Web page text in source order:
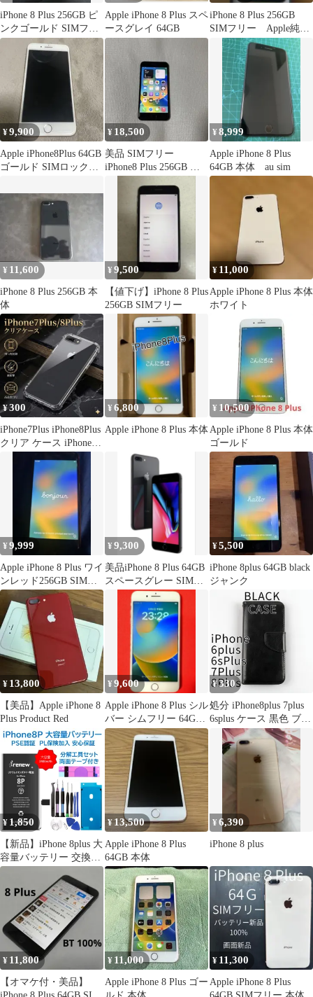
iPhone 8 Plus 256GB ピ
ンクゴールド SIMフリ
ー
Apple iPhone 8 Plus スペ
ースグレイ 64GB
iPhone 8 Plus 256GB
SIMフリー Apple純正
のままです
¥9,900
Apple iPhone8Plus 64GB
ゴールド SIMロック解
¥ 18,500
美品 SIMフリー
iPhone8 Plus 256GB バ
¥8,999
Apple iPhone 8 Plus
64GB 本体 au sim
¥ 11,600
iPhone 8 Plus 256GB 本
体
¥9,500
【値下げ】iPhone 8 Plus
256GB SIMフリー
¥ 11,000
Apple iPhone 8 Plus 本体
ホワイト
¥300
iPhone7Plus iPhone8Plus
クリア ケース iPhone
7Plus 8Plus クリアケー
ス 透明 TPU シリコン
ソフト ケース ソフトケ
ース 画面レンズ保護 角
落ち防御 耐衝撃 携帯
保護 透明 カバー
おしゃれ
¥6,800
Apple iPhone 8 Plus 本体
¥ 10,500
Apple iPhone 8 Plus 本体
ゴールド
¥9,999
Apple iPhone 8 Plus ワイ
ンレッド256GB SIMロ
ックなし
¥9,300
美品iPhone 8 Plus 64GB
スペースグレー SIMフ
¥5,500
iPhone 8plus 64GB black
ジャンク
¥ 13,800
【美品】Apple iPhone 8
Plus Product Red
¥9,600
Apple iPhone 8 Plus シル
バー シムフリー 64GB
本体
¥330
処分 iPhone8plus 7plus
6splus ケース 黒色 ブラ
ック 手帳型 シンプル
お洒落 人気 安い ビジ
ネス メンズ 男
¥ 1,850
【新品】iPhone 8plus 大
容量バッテリー 交換キ
ット 工具付き PSE認証
¥13,500
Apple iPhone 8 Plus
64GB 本体
¥6,390
iPhone 8 plus
¥ 11,800
【オマケ付・美品】
¥ 11,000
Apple iPhone 8 Plus ゴー
¥ 11,300
Apple iPhone 8 Plus